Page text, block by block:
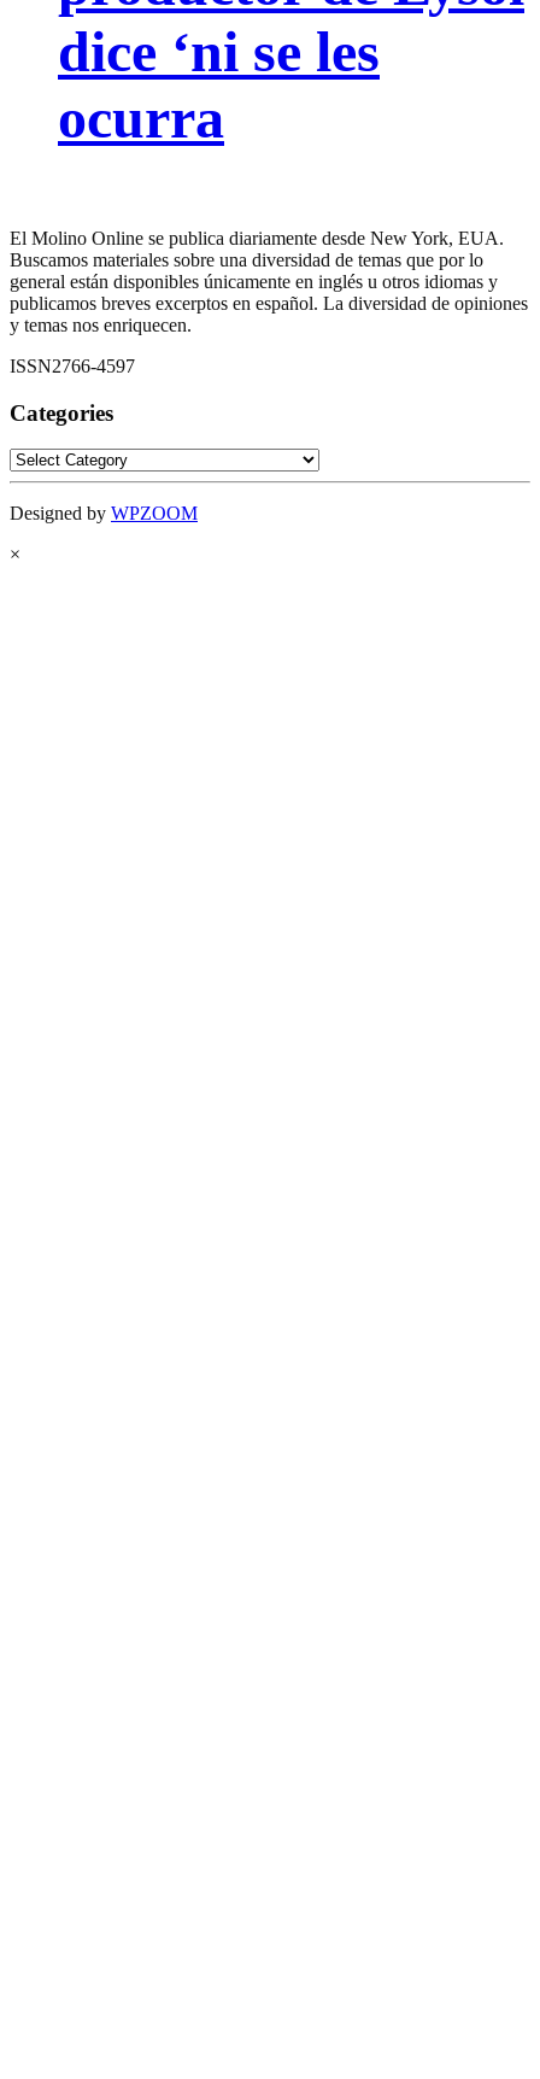
dice ‘ni se les
ocurra
El Molino Online se publica diariamente desde New York, EUA.
Buscamos materiales sobre una diversidad de temas que por lo
general están disponibles únicamente en inglés u otros idiomas y
publicamos breves excerptos en español. La diversidad de opiniones
y temas nos enriquecen.
ISSN2766-4597
Categories
Categories
Designed by WPZOOM
×